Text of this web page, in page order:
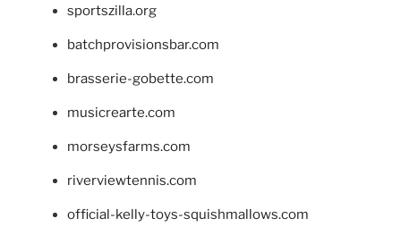
sportszilla.org
batchprovisionsbar.com
brasserie-gobette.com
musicrearte.com
morseysfarms.com
riverviewtennis.com
official-kelly-toys-squishmallows.com